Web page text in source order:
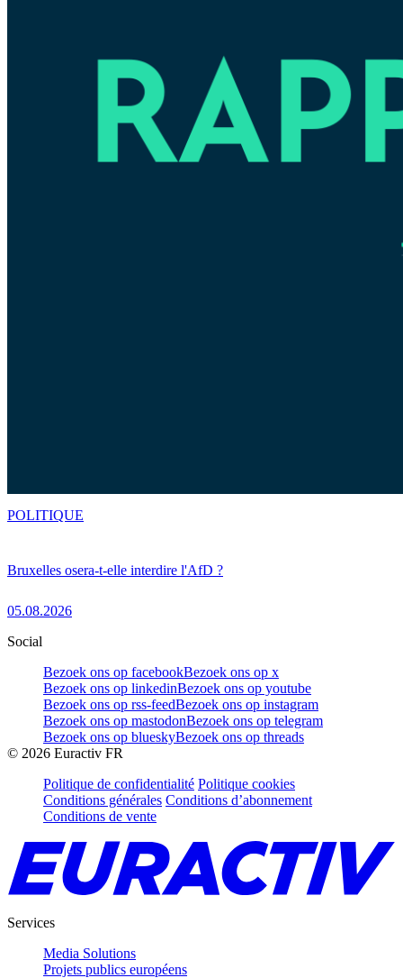
Bruxelles osera-t-elle interdire l'AfD ?
05.08.2026
POLITIQUE
Social
Bezoek ons op facebookBezoek ons op x
Bezoek ons op linkedinBezoek ons op youtube
Bezoek ons op rss-feedBezoek ons op instagram
Bezoek ons op mastodonBezoek ons op telegram
Bezoek ons op blueskyBezoek ons op threads
© 2026 Euractiv FR
Politique de confidentialité Politique cookies
Conditions générales Conditions d’abonnement
Conditions de vente
Services
Media Solutions
Projets publics européens